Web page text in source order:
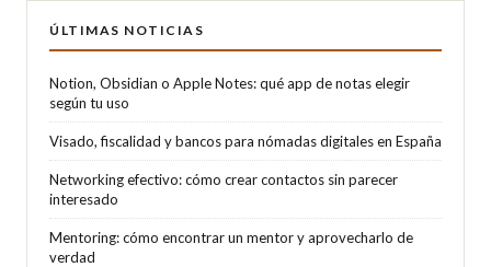
ÚLTIMAS NOTICIAS
Notion, Obsidian o Apple Notes: qué app de notas elegir
según tu uso
Visado, fiscalidad y bancos para nómadas digitales en España
Networking efectivo: cómo crear contactos sin parecer
interesado
Mentoring: cómo encontrar un mentor y aprovecharlo de
verdad